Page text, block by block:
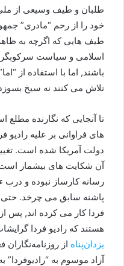
طلبان و طیف وسیعی از
خود را از رحم “مادری”
طیف هایی که اگرچه به
اسلامی و سیاست
باشند, اما با استفاده از
تلاش می کنند نه سیخ
تا آنجایی که نگارنده
های فراوانی بر علیه رادیو
دولت آمریکا شده است.
آن شکایت های بیشمار است.
رسانه کارساز نبوده و درب
پاشنه سابق می چرخد. حتی
فردا کار می کرده اند, پس
هستند که رادیو فردا
یزدان‌پناه از
آزاد موسوم به “رادیوفردا”